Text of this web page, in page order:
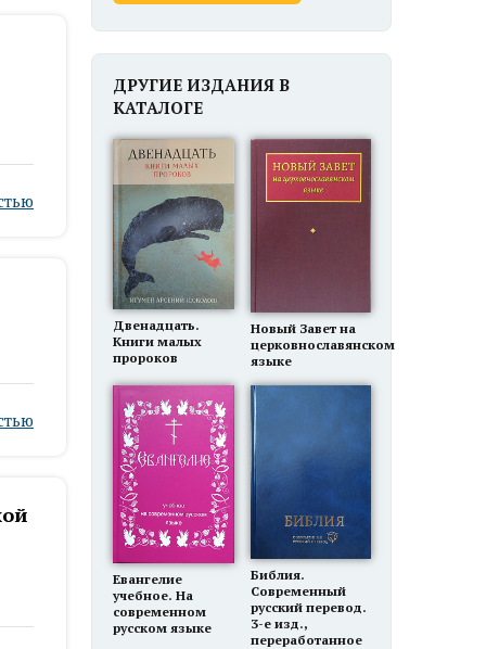
ДРУГИЕ ИЗДАНИЯ В
КАТАЛОГЕ
Двенадцать.
Книги малых
пророков
Новый Завет на
церковнославянском
языке
Евангелие
учебное. На
современном
русском языке
Библия.
Современный
русский перевод.
3-е изд.,
переработанное